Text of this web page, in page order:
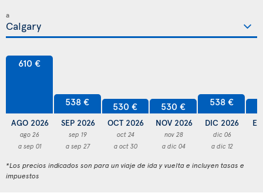
a
610 €
AGO 2026
ago 26
a sep 01
538 €
SEP 2026
sep 19
a sep 27
530 €
OCT 2026
oct 24
a oct 30
530 €
NOV 2026
nov 28
a dic 04
538 €
DIC 2026
dic 06
a dic 12
*Los precios indicados son para un viaje de ida y vuelta e incluyen tasas e
impuestos